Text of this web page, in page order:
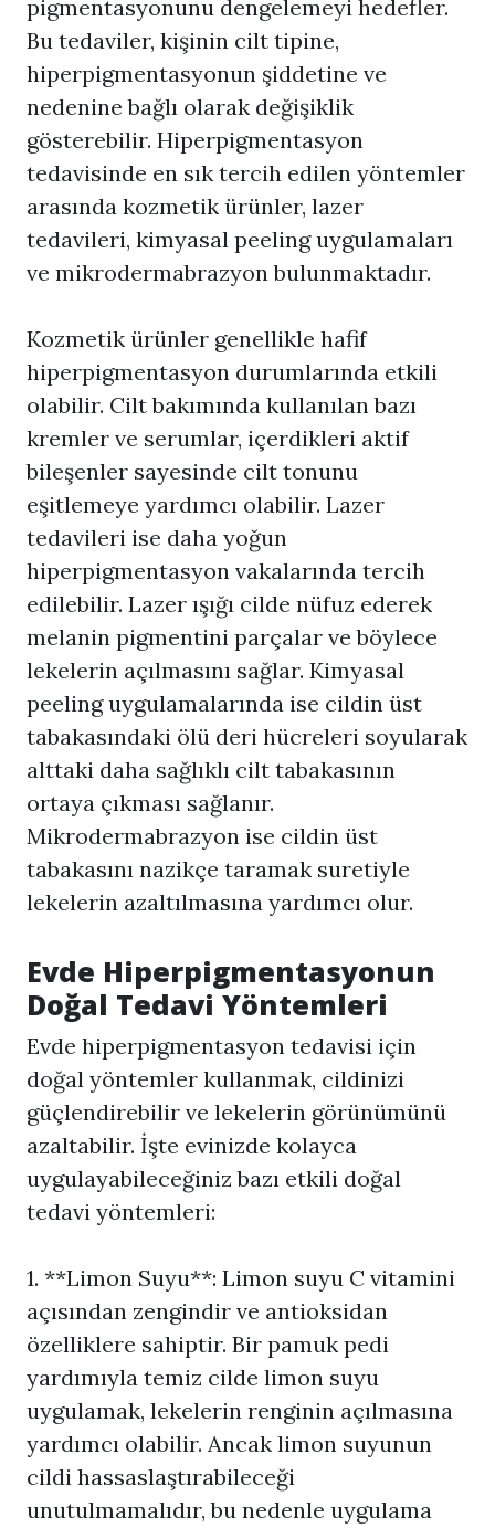
pigmentasyonunu dengelemeyi hedefler.
Bu tedaviler, kişinin cilt tipine,
hiperpigmentasyonun şiddetine ve
nedenine bağlı olarak değişiklik
gösterebilir. Hiperpigmentasyon
tedavisinde en sık tercih edilen yöntemler
arasında kozmetik ürünler, lazer
tedavileri, kimyasal peeling uygulamaları
ve mikrodermabrazyon bulunmaktadır.
Kozmetik ürünler genellikle hafif
hiperpigmentasyon durumlarında etkili
olabilir. Cilt bakımında kullanılan bazı
kremler ve serumlar, içerdikleri aktif
bileşenler sayesinde cilt tonunu
eşitlemeye yardımcı olabilir. Lazer
tedavileri ise daha yoğun
hiperpigmentasyon vakalarında tercih
edilebilir. Lazer ışığı cilde nüfuz ederek
melanin pigmentini parçalar ve böylece
lekelerin açılmasını sağlar. Kimyasal
peeling uygulamalarında ise cildin üst
tabakasındaki ölü deri hücreleri soyularak
alttaki daha sağlıklı cilt tabakasının
ortaya çıkması sağlanır.
Mikrodermabrazyon ise cildin üst
tabakasını nazikçe taramak suretiyle
lekelerin azaltılmasına yardımcı olur.
Evde Hiperpigmentasyonun
Doğal Tedavi Yöntemleri
Evde hiperpigmentasyon tedavisi için
doğal yöntemler kullanmak, cildinizi
güçlendirebilir ve lekelerin görünümünü
azaltabilir. İşte evinizde kolayca
uygulayabileceğiniz bazı etkili doğal
tedavi yöntemleri:
1. **Limon Suyu**: Limon suyu C vitamini
açısından zengindir ve antioksidan
özelliklere sahiptir. Bir pamuk pedi
yardımıyla temiz cilde limon suyu
uygulamak, lekelerin renginin açılmasına
yardımcı olabilir. Ancak limon suyunun
cildi hassaslaştırabileceği
unutulmamalıdır, bu nedenle uygulama